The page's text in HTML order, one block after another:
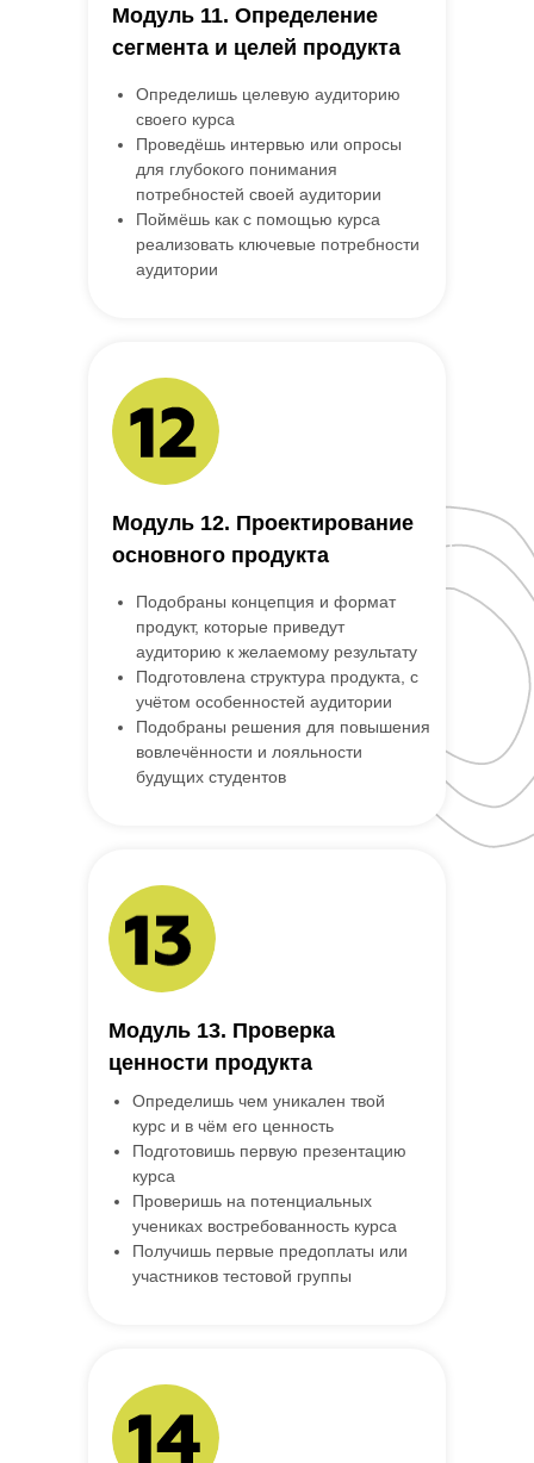
Модуль 11. Определение
сегмента и целей продукта
Определишь целевую аудиторию
своего курса
Проведёшь интервью или опросы
для глубокого понимания
потребностей своей аудитории
Поймёшь как с помощью курса
реализовать ключевые потребности
аудитории
Подобраны концепция и формат
продукт, которые приведут
аудиторию к желаемому результату
Подготовлена структура продукта, с
учётом особенностей аудитории
Подобраны решения для повышения
вовлечённости и лояльности
будущих студентов
Модуль 12. Проектирование
основного продукта
Модуль 13. Проверка
ценности продукта
Определишь чем уникален твой
курс и в чём его ценность
Подготовишь первую презентацию
курса
Проверишь на потенциальных
учениках востребованность курса
Получишь первые предоплаты или
участников тестовой группы